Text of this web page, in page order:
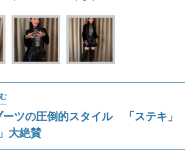
ツの圧倒的スタイル 「ステキ」
大絶賛